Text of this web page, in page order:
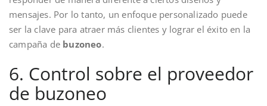
mensajes. Por lo tanto, un enfoque personalizado puede
ser la clave para atraer más clientes y lograr el éxito en la
campaña de buzoneo.
6. Control sobre el proveedor
de buzoneo